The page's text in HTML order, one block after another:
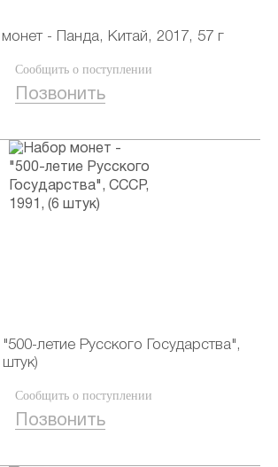
- Панда, Китай, 2017, 57 г
Сообщить о поступлении
Позвонить
летие Русского Государства",
Сообщить о поступлении
Позвонить